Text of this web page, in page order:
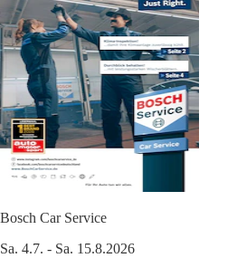
Bosch Car Service
Sa. 4.7. - Sa. 15.8.2026